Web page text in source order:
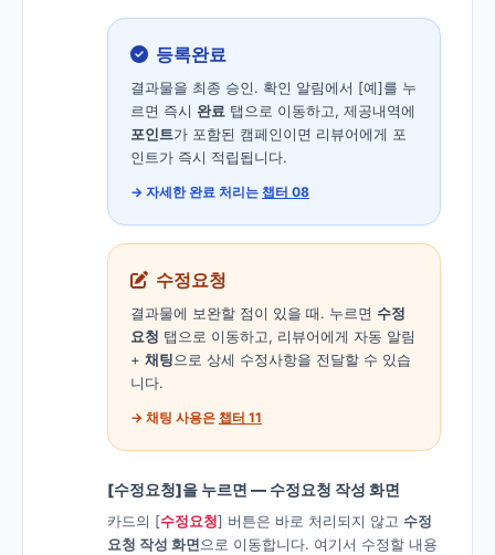
등록완료
결과물을 최종 승인. 확인 알림에서 [예]를 누
르면 즉시 완료 탭으로 이동하고, 제공내역에
포인트가 포함된 캠페인이면 리뷰어에게 포
인트가 즉시 적립됩니다.
→ 자세한 완료 처리는 챕터 08
수정요청
결과물에 보완할 점이 있을 때. 누르면 수정
요청 탭으로 이동하고, 리뷰어에게 자동 알림
+ 채팅으로 상세 수정사항을 전달할 수 있습
니다.
→ 채팅 사용은 챕터 11
[수정요청]을 누르면 — 수정요청 작성 화면
카드의 [수정요청] 버튼은 바로 처리되지 않고 수정
요청 작성 화면으로 이동합니다. 여기서 수정할 내용